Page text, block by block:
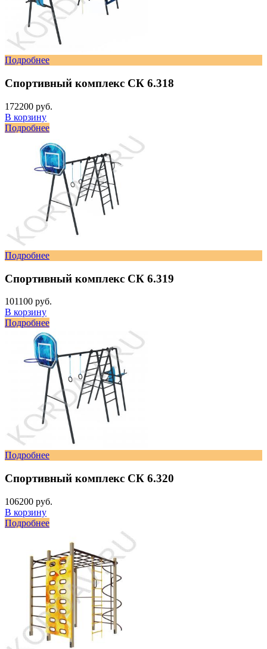
Подробнее
Спортивный комплекс СК 6.318
172200 руб.
В корзину
Подробнее
Подробнее
Спортивный комплекс СК 6.319
101100 руб.
В корзину
Подробнее
Подробнее
Спортивный комплекс СК 6.320
106200 руб.
В корзину
Подробнее